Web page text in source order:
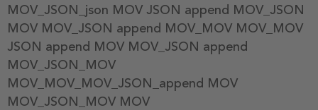
MOV_JSON_json MOV JSON append MOV_JSON
MOV MOV_JSON append MOV_MOV MOV_MOV
JSON append MOV MOV_JSON append
MOV_JSON_MOV
MOV_MOV_MOV_JSON_append MOV
MOV_JSON_MOV MOV